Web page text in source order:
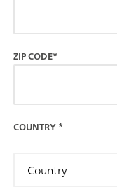
ZIP CODE*
COUNTRY*
Country